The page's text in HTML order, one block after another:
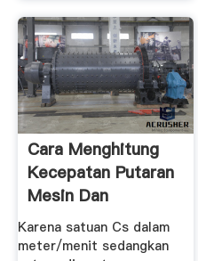
Cara Menghitung
Kecepatan Putaran
Mesin Dan
Pemakanan ...
Karena satuan Cs dalam
meter/menit sedangkan